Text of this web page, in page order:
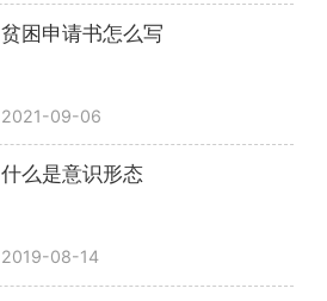
贫困申请书怎么写
2021-09-06
什么是意识形态
2019-08-14